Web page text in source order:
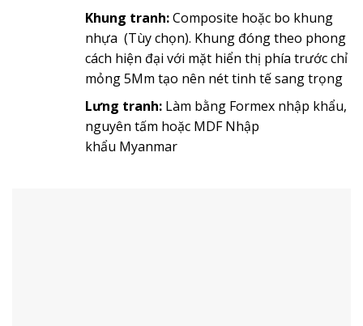
Khung tranh:Composite hoặc bo khung
nhựa (Tùy chọn). Khung đóng theo phong
cách hiện đại với mặt hiển thị phía trước chỉ
mỏng 5Mm tạo nên nét tinh tế sang trọng
Lưng tranh:Làm bằng Formex nhập khẩu,
nguyên tấm hoặc MDF Nhập
khẩu Myanmar